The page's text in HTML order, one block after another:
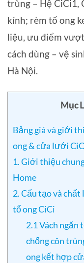
trùng – Hệ CiCi1,
kính; rèm tổ ong
liệu, ưu điểm
cách dùng – vệ
Hà Nội.
Mục
Bảng giá và giới
ong & cửa lưới
1. Giới thiệu
Home
2. Cấu tạo và chất
tổ ong CiCi
2.1 Vách ngăn
chống côn
ong kết hợp